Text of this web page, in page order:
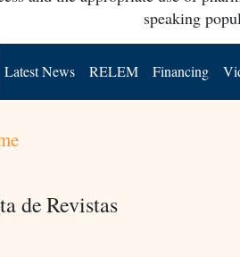
speaking
Latest News RELEM Financing
de Revistas